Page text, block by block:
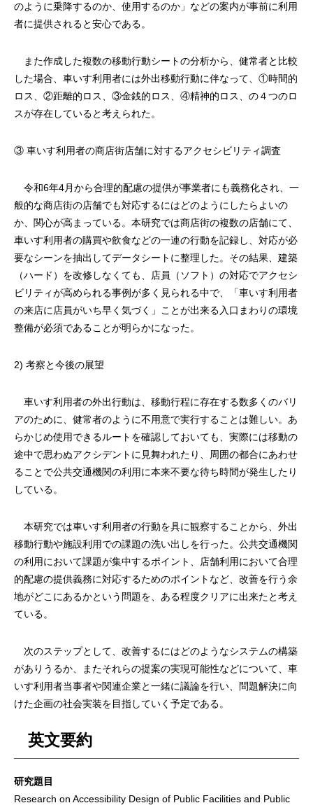
のように乗降するのか、使用するのか」などの案内が事前に利用
者に提供されると安心である。
また作成した複数の移動行動シートの分析から、健常者と比較
した場合、車いす利用者には外出移動行動に伴なって、①時間的
ロス、②距離的ロス、③金銭的ロス、④精神的ロス、の４つのロ
スが存在していると考えられた。
③ 車いす利用者の商店街店舗に対するアクセシビリティ調査
令和6年4月から合理的配慮の提供が事業者にも義務化され、一
般的な商店街の店舗でも対応するにはどのようにしたらよいの
か、関心が高まっている。本研究では商店街の複数の店舗にて、
車いす利用者の購買や飲食などの一連の行動を記録し、対応が必
要なシーンを抽出してデータシートに整理した。その結果、建築
（ハード）を改修しなくても、店員（ソフト）の対応でアクセシ
ビリティが高められる事例が多く見られる中で、「車いす利用者
の来店に店員がいち早く気づく」ことが出来る入口まわりの環境
整備が必須であることが明らかになった。
2) 考察と今後の展望
車いす利用者の外出行動は、移動行程に存在する数多くのバリ
アのために、健常者のように不用意で実行することは難しい。あ
らかじめ使用できるルートを確認しておいても、実際には移動の
途中で思わぬアクシデントに見舞われたり、周囲の都合にあわせ
ることで公共交通機関の利用に本来不要な待ち時間が発生したり
している。
本研究では車いす利用者の行動を具に観察することから、外出
移動行動や施設利用での課題の洗い出しを行った。公共交通機関
の利用において課題が集中するポイント、店舗利用において合理
的配慮の提供義務に対応するためのポイントなど、改善を行う余
地がどこにあるかという問題を、ある程度クリアに出来たと考え
ている。
次のステップとして、改善するにはどのようなシステムの構築
がありうるか、またそれらの提案の実現可能性などについて、車
いす利用者当事者や関連企業と一緒に議論を行い、問題解決に向
けた企画の社会実装を目指していく予定である。
英文要約
研究題目
Research on Accessibility Design of Public Facilities and Public